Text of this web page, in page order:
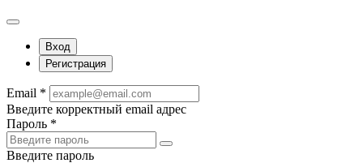
Вход
Регистрация
Email *
Введите корректный email адрес
Пароль *
Введите пароль